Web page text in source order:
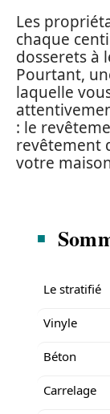
Les
chaque
dosserets à
Pourtant,
laquelle
: le
revêtement
votre
Le stratifié
Vinyle
Béton
Carrelage